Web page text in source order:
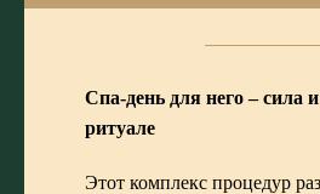
Спа-день для него – сила
ритуале
Этот комплекс процедур